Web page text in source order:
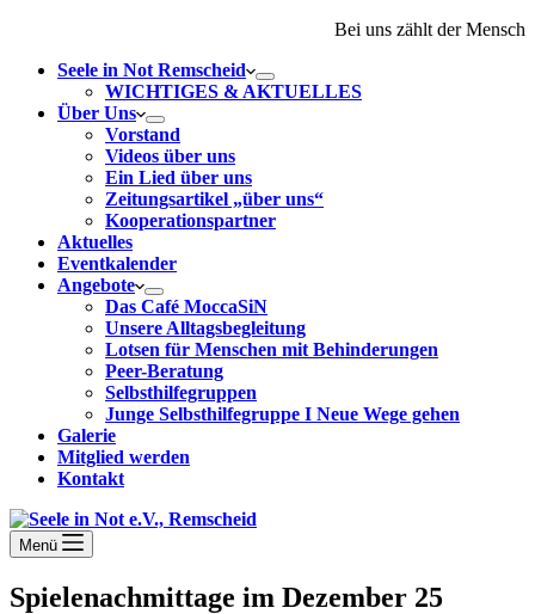
Bei uns zählt der Mensch
Seele in Not Remscheid
WICHTIGES & AKTUELLES
Über Uns
Vorstand
Videos über uns
Ein Lied über uns
Zeitungsartikel „über uns“
Kooperationspartner
Aktuelles
Eventkalender
Angebote
Das Café MoccaSiN
Unsere Alltagsbegleitung
Lotsen für Menschen mit Behinderungen
Peer-Beratung
Selbsthilfegruppen
Junge Selbsthilfegruppe I Neue Wege gehen
Galerie
Mitglied werden
Kontakt
Menü
Spielenachmittage im Dezember 25